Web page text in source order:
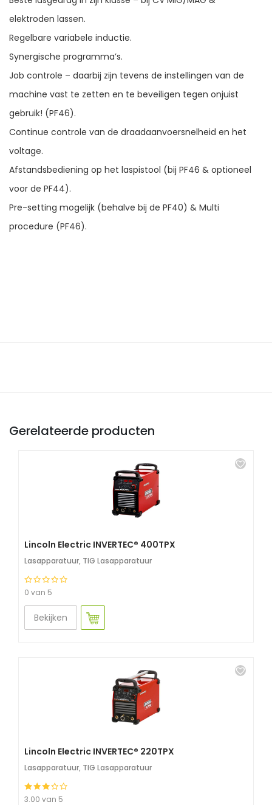
elektroden lassen.
Regelbare variabele inductie.
Synergische programma’s.
Job controle – daarbij zijn tevens de instellingen van de
machine vast te zetten en te beveiligen tegen onjuist
gebruik! (PF46).
Continue controle van de draadaanvoersnelheid en het
voltage.
Afstandsbediening op het laspistool (bij PF46 & optioneel
voor de PF44).
Pre-setting mogelijk (behalve bij de PF40) & Multi
procedure (PF46).
Gerelateerde producten
Lincoln Electric INVERTEC® 400TPX
Lasapparatuur, TIG Lasapparatuur
0 van 5
Bekijken
Lincoln Electric INVERTEC® 220TPX
Lasapparatuur, TIG Lasapparatuur
3.00 van 5